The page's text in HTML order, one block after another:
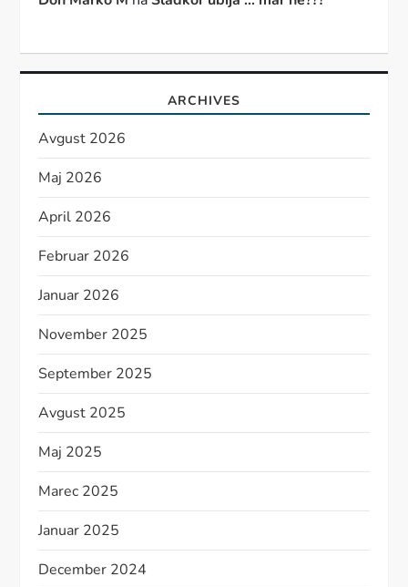
ARCHIVES
Avgust 2026
Maj 2026
April 2026
Februar 2026
Januar 2026
November 2025
September 2025
Avgust 2025
Maj 2025
Marec 2025
Januar 2025
December 2024